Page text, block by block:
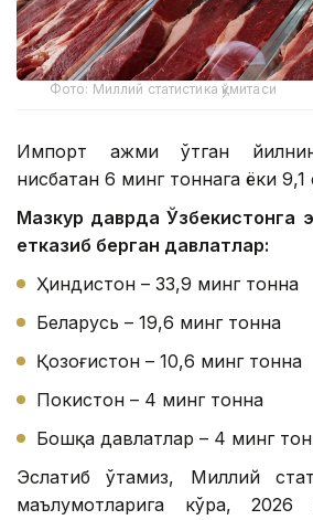
Фото: Миллий статистика қўмитаси
Импорт ҳажми ўтган
нисбатан 6 минг тоннага ёки 9,1
Мазкур даврда Ўзбекистонга
етказиб берган давлатлар:
Ҳиндистон – 33,9 минг тонна
Беларусь – 19,6 минг тонна
Қозоғистон – 10,6 минг тонна
Покистон – 4 минг тонна
Бошқа давлатлар – 4 минг
Эслатиб ўтамиз, Миллий
маълумотларига кўра, 2026